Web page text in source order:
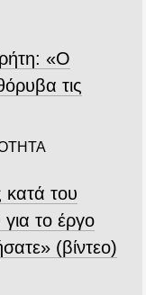
«Ο
τις
του
το έργο
(βίντεο)